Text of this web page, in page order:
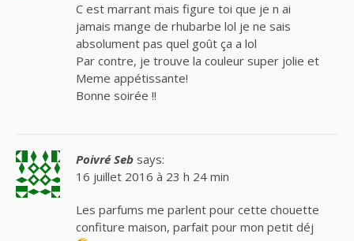
C est marrant mais figure toi que je n ai
jamais mange de rhubarbe lol je ne sais
absolument pas quel goût ça a lol
Par contre, je trouve la couleur super jolie et
Meme appétissante!
Bonne soirée !!
Poivré Seb says:
16 juillet 2016 à 23 h 24 min
Les parfums me parlent pour cette chouette
confiture maison, parfait pour mon petit déj